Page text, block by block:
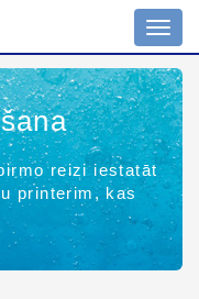
reizi iestatāt
printerim, kas